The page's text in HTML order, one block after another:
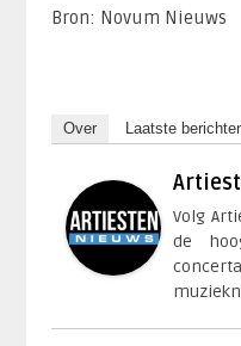
Bron: Novum Nieuws
Over Laatste
Volg
de